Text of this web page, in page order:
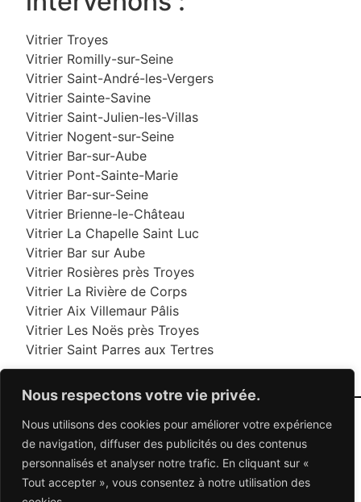
Nous respectons votre vie privée.
Nous utilisons des cookies pour améliorer votre expérience
de navigation, diffuser des publicités ou des contenus
personnalisés et analyser notre trafic. En cliquant sur «
Tout accepter », vous consentez à notre utilisation des
Vitrier Troyes
Vitrier Romilly-sur-Seine
Vitrier Saint-André-les-Vergers
Vitrier Sainte-Savine
Vitrier Saint-Julien-les-Villas
Vitrier Nogent-sur-Seine
Vitrier Bar-sur-Aube
Vitrier Pont-Sainte-Marie
Vitrier Bar-sur-Seine
Vitrier Brienne-le-Château
Vitrier La Chapelle Saint Luc
Vitrier Bar sur Aube
Vitrier Rosières près Troyes
Vitrier La Rivière de Corps
Vitrier Aix Villemaur Pâlis
Vitrier Les Noës près Troyes
Vitrier Saint Parres aux Tertres
06 95 95 70 70
© 2026 Dépannage Vitrier - Tous droits réservés